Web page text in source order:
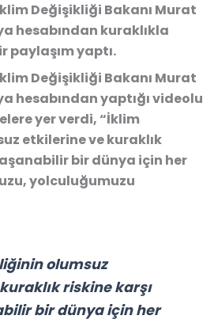
Değişikliği Bakanı Murat
hesabından kuraklıkla
paylaşım yaptı.
Değişikliği Bakanı Murat
hesabından yaptığı videolu
yer verdi, “İklim
etkilerine ve kuraklık
bir dünya için her
yolculuğumuzu
olumsuz
riskine karşı
bir dünya için her